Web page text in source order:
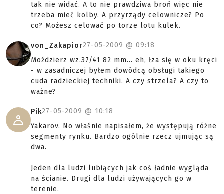
tak nie widać. A to nie prawdziwa broń więc nie
trzeba mieć kolby. A przyrządy celownicze? Po
co? Możesz celować po torze lotu kulek.
von_Zakapior27-05-2009 @ 09:18
Moździerz wz.37/41 82 mm... eh, łza się w oku kręci
- w zasadniczej byłem dowódcą obsługi takiego
cuda radzieckiej techniki. A czy strzela? A czy to
ważne?
Pik27-05-2009 @ 10:18
Yakarov. No właśnie napisałem, że występują różne
segmenty rynku. Bardzo ogólnie rzecz ujmując są
dwa.
Jeden dla ludzi lubiących jak coś ładnie wygląda
na ścianie. Drugi dla ludzi używających go w
terenie.